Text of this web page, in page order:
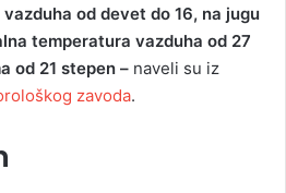
od devet do 16, na jugu
temperatura vazduha od 27
od 21 stepen – naveli su iz
zavoda.